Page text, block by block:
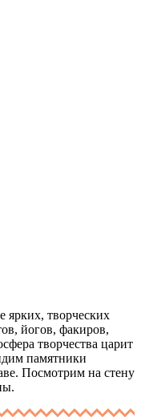
ярких, творческих
йогов, факиров,
творчества царит
памятники
Посмотрим на стену